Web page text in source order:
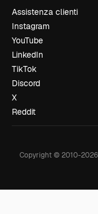
Assistenza clienti
Instagram
YouTube
LinkedIn
TikTok
Discord
X
Reddit
Copyright © 2010-2026